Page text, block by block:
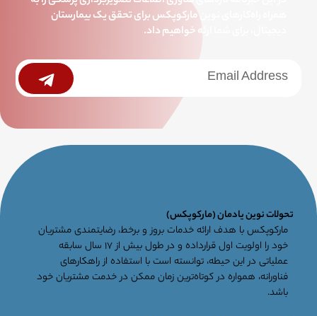
همراه راه‌کارهای نوین مارکوپکس برای تحقق یک بیمارستان
دیجیتال، برای شما ارئه خواهیم داد.
خبرنامه
جامع Submit
تحولات نوین یادمان (مارکوپکس)
مارکوپکس با هدف ارائه خدمات بروز و برخط، رضایتمندی مشتریان
خود را اولویت اول قرارداده و در طول بیش از ۱۷ سال سابقه
عملیاتی در این حیطه، توانسته است با استفاده از راهکارهای
فناورانه، همواره در کوتاه‌ترین زمان ممکن در خدمت مشتریان خود
باشد.